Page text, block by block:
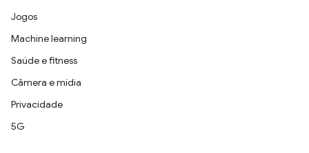
Jogos
Machine learning
Saúde e fitness
Câmera e mídia
Privacidade
5G